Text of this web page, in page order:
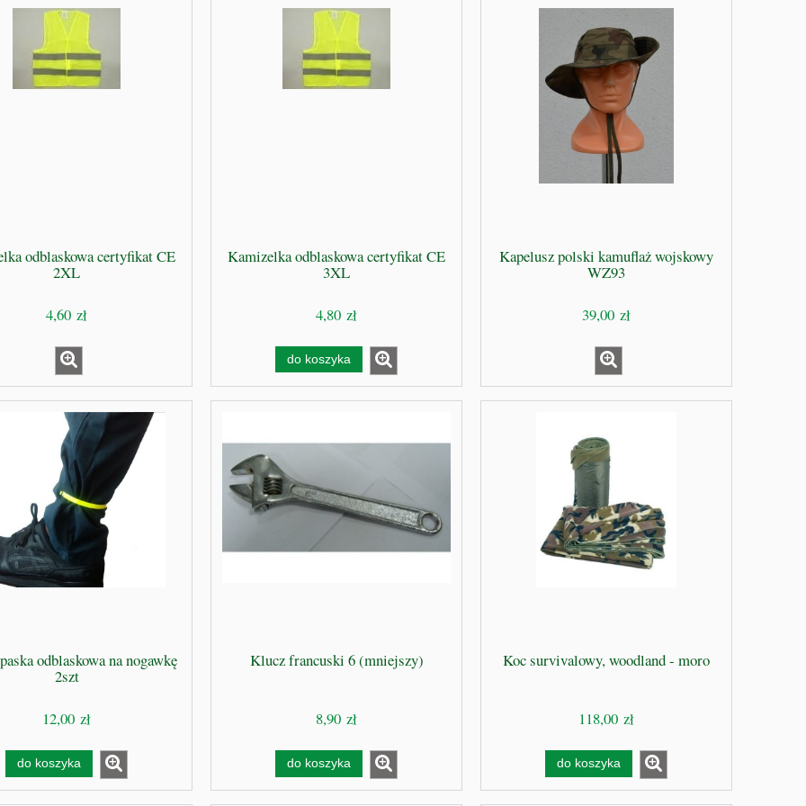
odblaskowa certyfikat CE
2XL
4,60 zł
Kamizelka odblaskowa certyfikat CE
3XL
4,80 zł
do koszyka
Kapelusz polski kamuflaż wojskowy
WZ93
39,00 zł
odblaskowa na nogawkę
2szt
12,00 zł
do koszyka
Klucz francuski 6 (mniejszy)
8,90 zł
do koszyka
Koc survivalowy, woodland - moro
118,00 zł
do koszyka